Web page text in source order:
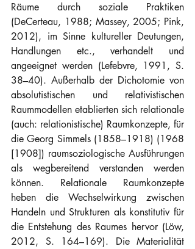
Räume durch soziale Praktiken
(DeCerteau, 1988; Massey, 2005; Pink,
2012), im Sinne kultureller Deutungen,
Handlungen etc., verhandelt und
angeeignet werden (Lefebvre, 1991, S.
38–40). Außerhalb der Dichotomie von
absolutistischen und relativistischen
Raummodellen etablierten sich relationale
(auch: relationistische) Raumkonzepte, für
die Georg Simmels (1858–1918) (1968
[1908]) raumsoziologische Ausführungen
als wegbereitend verstanden werden
können. Relationale Raumkonzepte
heben die Wechselwirkung zwischen
Handeln und Strukturen als konstitutiv für
die Entstehung des Raumes hervor (Löw,
2012, S. 164–169). Die Materialität